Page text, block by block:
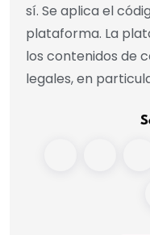
sí. Se aplica el
plataforma. La
los contenidos de
legales, en